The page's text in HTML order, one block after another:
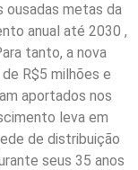
ousadas metas da
anual até 2030 ,
tanto, a nova
R$5 milhões e
aportados nos
leva em
de distribuição
seus 35 anos